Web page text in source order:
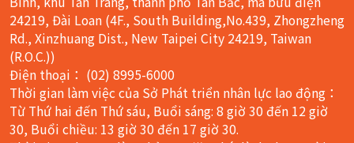
24219, Đài Loan (4F., South Building,No.439, Zhongzheng
Rd., Xinzhuang Dist., New Taipei City 24219, Taiwan
(R.O.C.))
Điện thoại： (02) 8995-6000
Thời gian làm việc của Sở Phát triển nhân lực lao động：
Từ Thứ hai đến Thứ sáu, Buổi sáng: 8 giờ 30 đến 12 giờ
30, Buổi chiều: 13 giờ 30 đến 17 giờ 30.